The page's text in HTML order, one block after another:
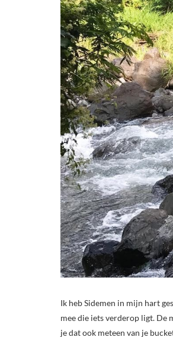
Ik heb Sidemen in mijn hart
mee die iets verderop ligt. De
je dat ook meteen van je